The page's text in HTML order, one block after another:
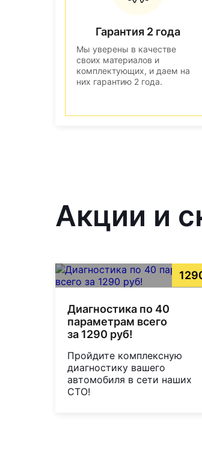
Гарантия 2 года
Мы уверены в качестве
своих материалов и
комплектующих, и даем на
них гарантию 2 года.
Акции и
Диагностика по 40
параметрам всего
за 1290 руб!
Пройдите комплексную
диагностику вашего
автомобиля в сети наших
СТО!